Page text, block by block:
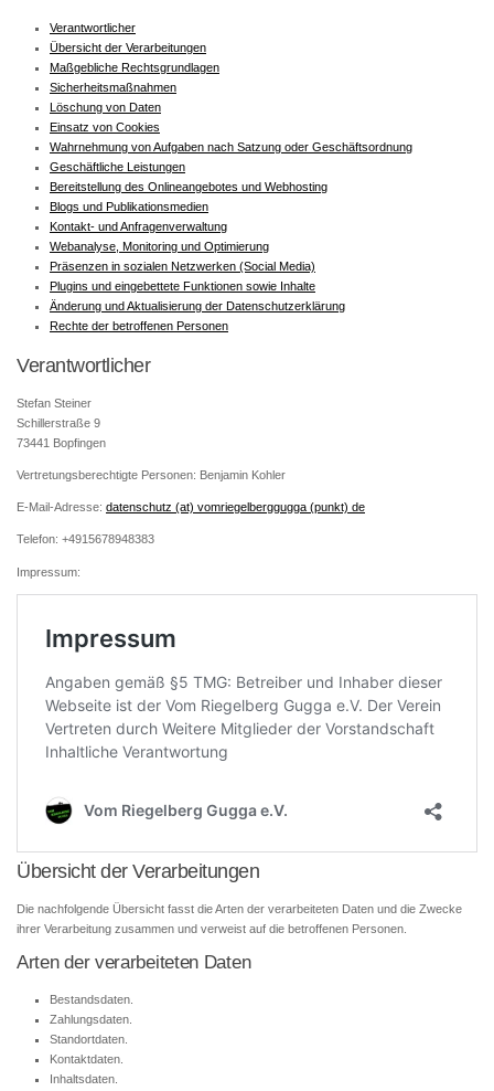
Verantwortlicher
Übersicht der Verarbeitungen
Maßgebliche Rechtsgrundlagen
Sicherheitsmaßnahmen
Löschung von Daten
Einsatz von Cookies
Wahrnehmung von Aufgaben nach Satzung oder Geschäftsordnung
Geschäftliche Leistungen
Bereitstellung des Onlineangebotes und Webhosting
Blogs und Publikationsmedien
Kontakt- und Anfragenverwaltung
Webanalyse, Monitoring und Optimierung
Präsenzen in sozialen Netzwerken (Social Media)
Plugins und eingebettete Funktionen sowie Inhalte
Änderung und Aktualisierung der Datenschutzerklärung
Rechte der betroffenen Personen
Verantwortlicher
Stefan Steiner
Schillerstraße 9
73441 Bopfingen
Vertretungsberechtigte Personen: Benjamin Kohler
E-Mail-Adresse: datenschutz (at) vomriegelberggugga (punkt) de
Telefon: +4915678948383
Impressum:
Übersicht der Verarbeitungen
Die nachfolgende Übersicht fasst die Arten der verarbeiteten Daten und die Zwecke
ihrer Verarbeitung zusammen und verweist auf die betroffenen Personen.
Arten der verarbeiteten Daten
Bestandsdaten.
Zahlungsdaten.
Standortdaten.
Kontaktdaten.
Inhaltsdaten.